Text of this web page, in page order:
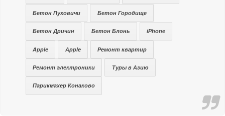
Бетон Пуховичи Бетон Городище
Бетон Дричин Бетон Блонь iPhone
Apple Apple Ремонт квартир
Ремонт электроники Туры в Азию
Парикмахер Конаково